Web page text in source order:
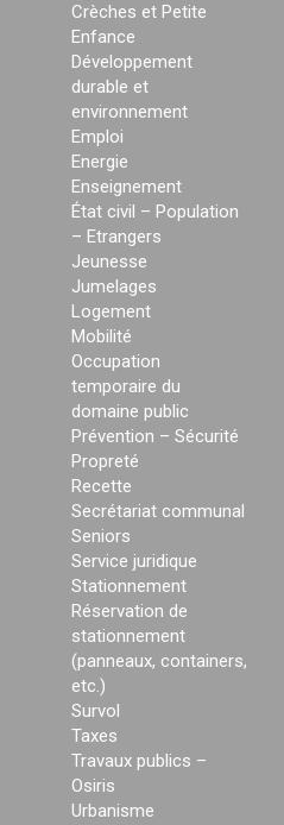
Crèches et Petite
Enfance
Développement
durable et
environnement
Emploi
Energie
Enseignement
État civil – Population
– Etrangers
Jeunesse
Jumelages
Logement
Mobilité
Occupation
temporaire du
domaine public
Prévention – Sécurité
Propreté
Recette
Secrétariat communal
Seniors
Service juridique
Stationnement
Réservation de
stationnement
(panneaux, containers,
etc.)
Survol
Taxes
Travaux publics –
Osiris
Urbanisme